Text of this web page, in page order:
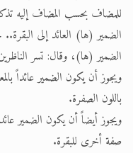
للمضاف بحسب المضاف إليه
الضمير (ها) العائد إلى
الضمير (ها)، وقال: تسر
ويجوز أن يكون الضمير عائداً
باللون الصفرة.
ويجوز أيضاً أن يكون الضمير
صفة أخرى للبقرة.